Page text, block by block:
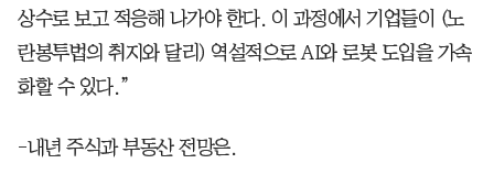
상수로 보고 적응해 나가야 한다. 이 과정에서 기업들이 (노
란봉투법의 취지와 달리) 역설적으로 AI와 로봇 도입을 가속
화할 수 있다.”
-내년 주식과 부동산 전망은.